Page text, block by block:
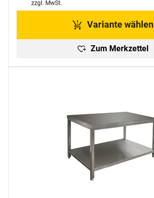
Steuerhinweis:
zzgl. MwSt.
Variante wählen
Zum Merkzettel